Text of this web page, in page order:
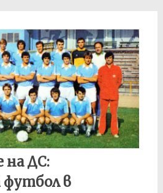
на ДС:
футбол в